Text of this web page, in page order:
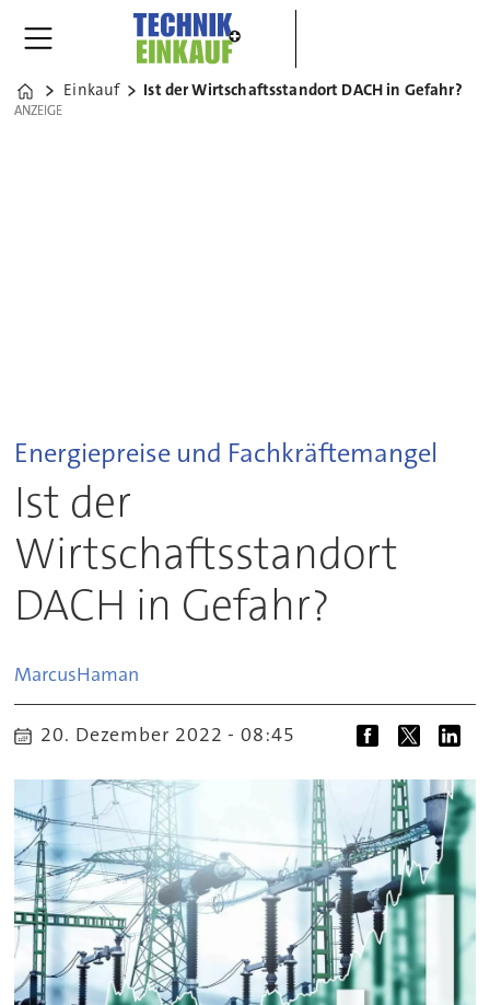
Home
Einkauf Ist der Wirtschaftsstandort DACH in Gefahr?
ANZEIGE
ANZEIGE
Energiepreise und Fachkräftemangel
Ist der
Wirtschaftsstandort
DACH in Gefahr?
MarcusHaman
20. Dezember 2022 - 08:45